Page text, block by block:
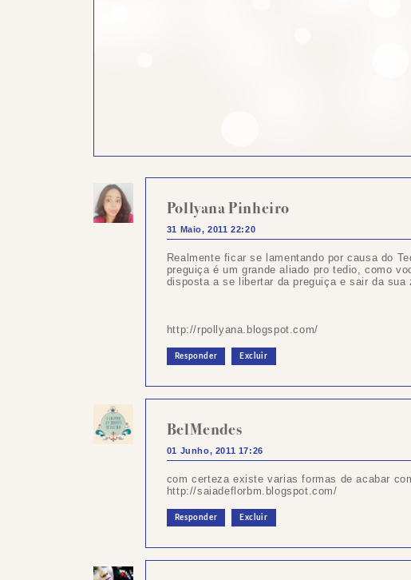
Pollyana Pinheiro
31 Maio, 2011 22:20
Realmente ficar se lamentando por causa do
preguiça é um grande aliado pro tedio, como
disposta a se libertar da preguiça e sair da
http://rpollyana.blogspot.com/
Responder Excluir
BelMendes
01 Junho, 2011 17:26
com certeza existe varias formas de acabar
http://saiadeflorbm.blogspot.com/
Responder Excluir